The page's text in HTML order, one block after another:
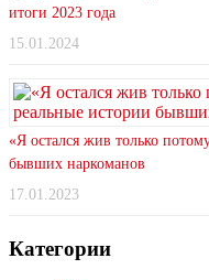
итоги 2023 года
15.01.2024
«Я остался жив только
бывших наркоманов
17.01.2023
Категории